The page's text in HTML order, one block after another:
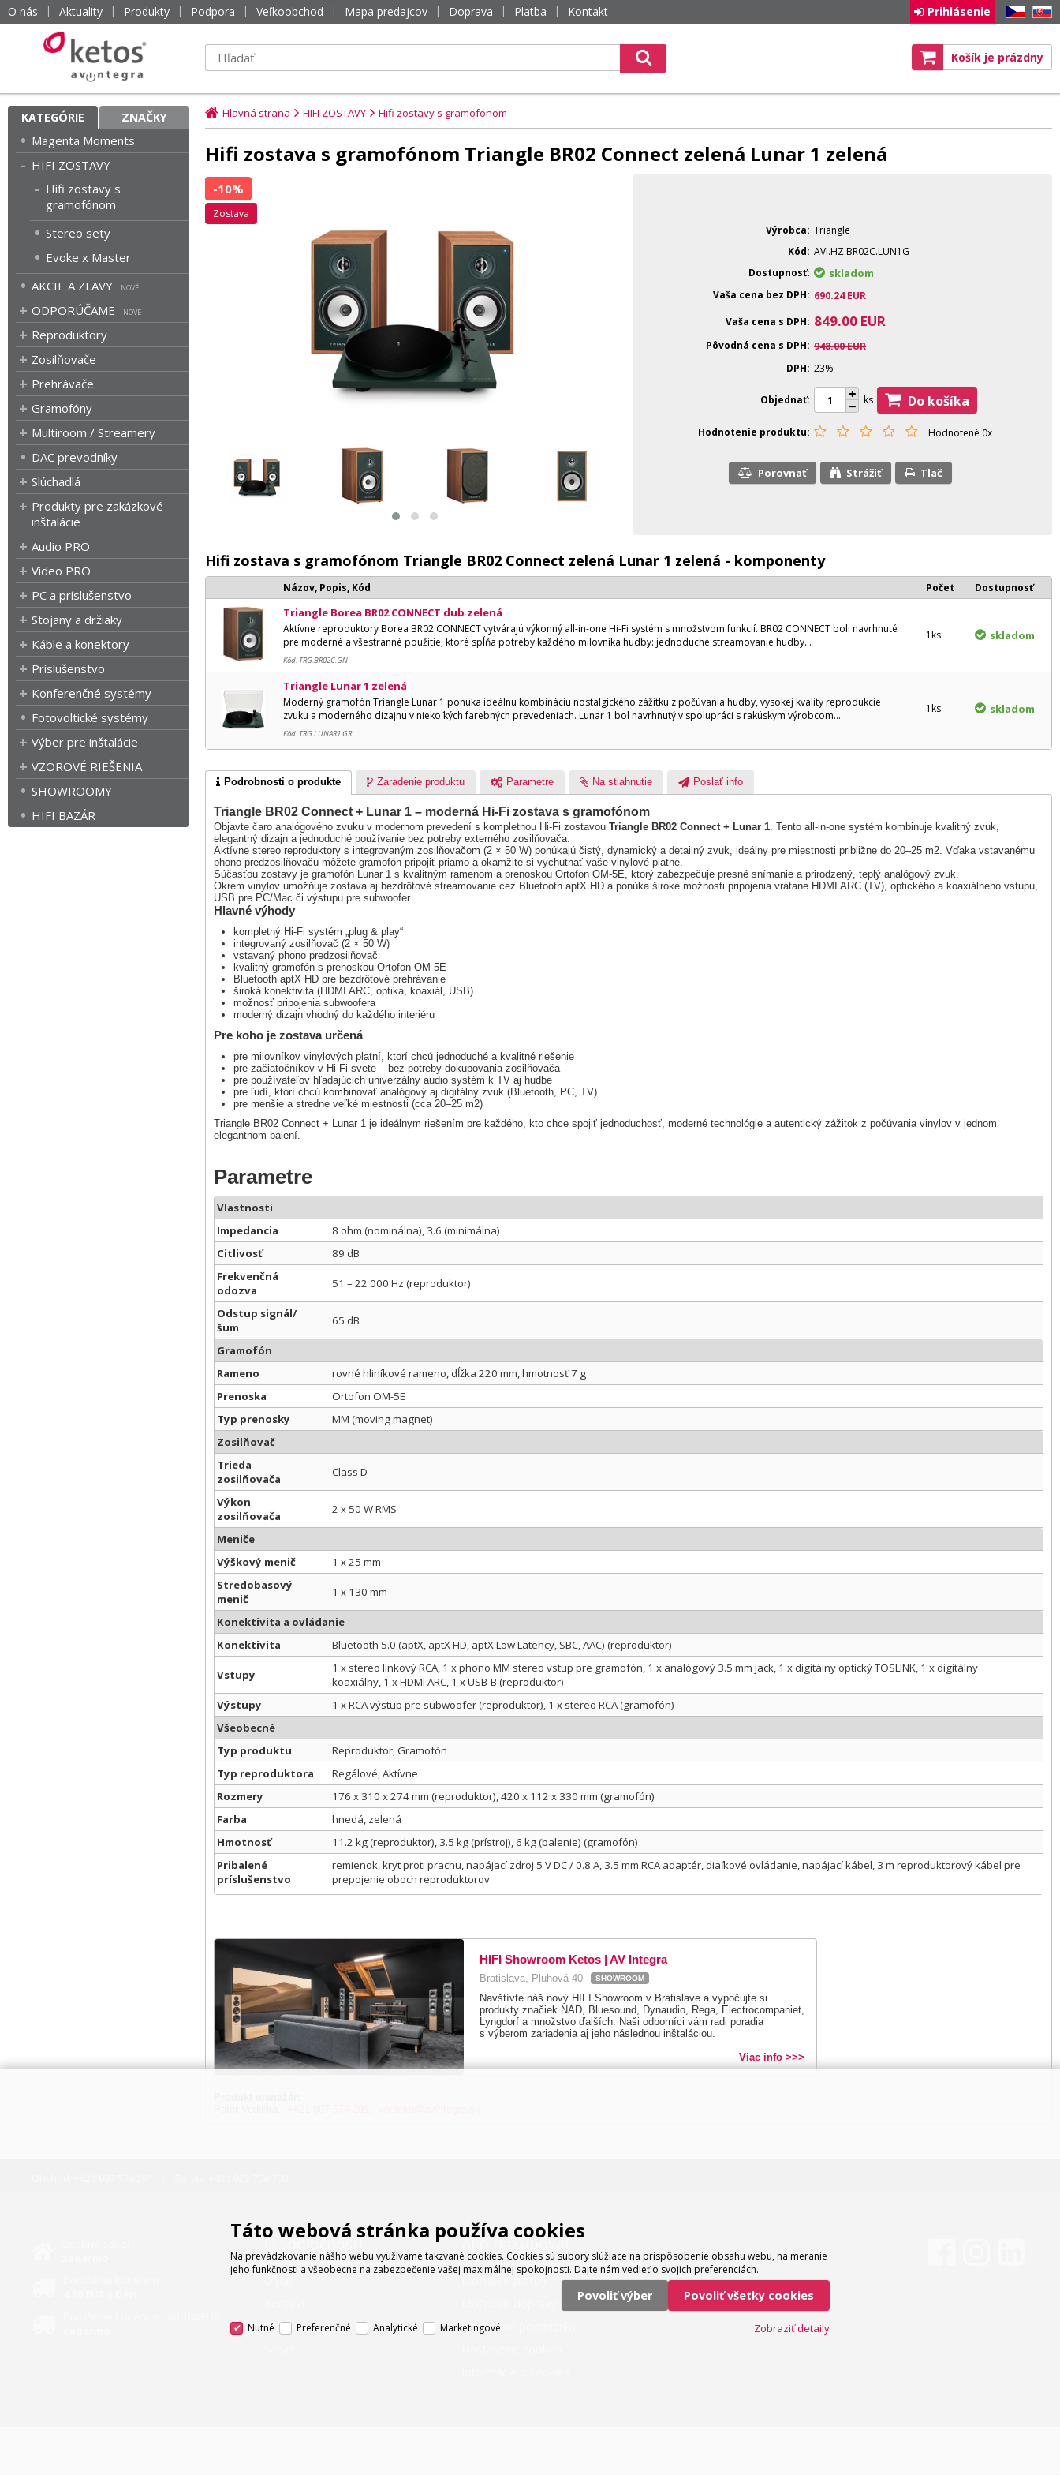
O nás Aktuality Produkty Podpora Veľkoobchod Mapa predajcov Doprava Platba Kontakt CZ SK
Prihlásenie
Košík je prázdny
KATEGÓRIE ZNAČKY
Magenta Moments
HIFI ZOSTAVY
Hifi zostavy s
gramofónom
Stereo sety
Evoke x Master
AKCIE A ZLAVY
ODPORÚČAME
Reproduktory
Zosilňovače
Prehrávače
Gramofóny
Multiroom / Streamery
DAC prevodníky
Slúchadlá
Produkty pre zakázkové
inštalácie
Audio PRO
Video PRO
PC a príslušenstvo
Stojany a držiaky
Káble a konektory
Príslušenstvo
Konferenčné systémy
Fotovoltické systémy
Výber pre inštalácie
VZOROVÉ RIEŠENIA
SHOWROOMY
HIFI BAZÁR
Hlavná strana HIFI ZOSTAVY Hifi zostavy s gramofónom
Hifi zostava s gramofónom Triangle BR02 Connect zelená Lunar 1 zelená
-10%
zostava
Výrobca Triangle
Kód AVI.HZ.BR02C.LUN1G
Dostupnosť
skladom
Vaša cena bez DPH 690.24 EUR
Vaša cena s DPH
849.00 EUR
Pôvodná cena s DPH 948.00EUR
DPH 23%
Objednať ks Do košíka
Hodnotenie produktu Hodnotené 0x
Porovnať Strážiť Tlač
Hifi zostava s gramofónom Triangle BR02 Connect zelená Lunar 1 zelená - komponenty
Názov, Popis, Kód Počet Dostupnosť
Triangle Borea BR02 CONNECT dub zelená
Aktívne reproduktory Borea BR02 CONNECT vytvárajú výkonný all-in-one Hi-Fi systém s množstvom funkcií. BR02 CONNECT boli navrhnuté
pre moderné a všestranné použitie, ktoré spĺňa potreby každého milovníka hudby: jednoduché streamovanie hudby...
Kód: TRG.BR02C.GN
1ks skladom
Triangle Lunar 1 zelená
Moderný gramofón Triangle Lunar 1 ponúka ideálnu kombináciu nostalgického zážitku z počúvania hudby, vysokej kvality reprodukcie
zvuku a moderného dizajnu v niekoľkých farebných prevedeniach. Lunar 1 bol navrhnutý v spolupráci s rakúskym výrobcom...
Kód: TRG.LUNAR1.GR
1ks skladom
Podrobnosti o produkte Zaradenie produktu Parametre Na stiahnutie Poslať info
Triangle BR02 Connect + Lunar 1 – moderná Hi-Fi zostava s gramofónom
Objavte čaro analógového zvuku v modernom prevedení s kompletnou Hi-Fi zostavou Triangle BR02 Connect + Lunar 1. Tento all-in-one systém kombinuje kvalitný zvuk,
elegantný dizajn a jednoduché používanie bez potreby externého zosilňovača.
Aktívne stereo reproduktory s integrovaným zosilňovačom (2 × 50 W) ponúkajú čistý, dynamický a detailný zvuk, ideálny pre miestnosti približne do 20–25 m2. Vďaka vstavanému
phono predzosilňovaču môžete gramofón pripojiť priamo a okamžite si vychutnať vaše vinylové platne.
Súčasťou zostavy je gramofón Lunar 1 s kvalitným ramenom a prenoskou Ortofon OM-5E, ktorý zabezpečuje presné snímanie a prirodzený, teplý analógový zvuk.
Okrem vinylov umožňuje zostava aj bezdrôtové streamovanie cez Bluetooth aptX HD a ponúka široké možnosti pripojenia vrátane HDMI ARC (TV), optického a koaxiálneho vstupu,
USB pre PC/Mac či výstupu pre subwoofer.
Hlavné výhody
kompletný Hi-Fi systém „plug & play“
integrovaný zosilňovač (2 × 50 W)
vstavaný phono predzosilňovač
kvalitný gramofón s prenoskou Ortofon OM-5E
Bluetooth aptX HD pre bezdrôtové prehrávanie
široká konektivita (HDMI ARC, optika, koaxiál, USB)
možnosť pripojenia subwoofera
moderný dizajn vhodný do každého interiéru
Pre koho je zostava určená
pre milovníkov vinylových platní, ktorí chcú jednoduché a kvalitné riešenie
pre začiatočníkov v Hi-Fi svete – bez potreby dokupovania zosilňovača
pre používateľov hľadajúcich univerzálny audio systém k TV aj hudbe
pre ľudí, ktorí chcú kombinovať analógový aj digitálny zvuk (Bluetooth, PC, TV)
pre menšie a stredne veľké miestnosti (cca 20–25 m2)
Triangle BR02 Connect + Lunar 1 je ideálnym riešením pre každého, kto chce spojiť jednoduchosť, moderné technológie a autentický zážitok z počúvania vinylov v jednom
elegantnom balení.
Parametre
Vlastnosti
Impedancia
8 ohm (nominálna), 3.6 (minimálna)
Citlivosť
89 dB
Frekvenčná
odozva
51 – 22 000 Hz (reproduktor)
Odstup signál/
šum
65 dB
Gramofón
Rameno
rovné hliníkové rameno, dĺžka 220 mm, hmotnosť 7 g
Prenoska
Ortofon OM-5E
Typ prenosky
MM (moving magnet)
Zosilňovač
Trieda
zosilňovača
Class D
Výkon
zosilňovača
2 x 50 W RMS
Meniče
Výškový menič
1 x 25 mm
Stredobasový
menič
1 x 130 mm
Konektivita a ovládanie
Konektivita
Bluetooth 5.0 (aptX, aptX HD, aptX Low Latency, SBC, AAC) (reproduktor)
Vstupy
1 x stereo linkový RCA, 1 x phono MM stereo vstup pre gramofón, 1 x analógový 3.5 mm jack, 1 x digitálny optický TOSLINK, 1 x digitálny
koaxiálny, 1 x HDMI ARC, 1 x USB-B (reproduktor)
Výstupy
1 x RCA výstup pre subwoofer (reproduktor), 1 x stereo RCA (gramofón)
Všeobecné
Typ produktu
Reproduktor, Gramofón
Typ reproduktora
Regálové, Aktívne
Rozmery
176 x 310 x 274 mm (reproduktor), 420 x 112 x 330 mm (gramofón)
Farba
hnedá, zelená
Hmotnosť
11.2 kg (reproduktor), 3.5 kg (prístroj), 6 kg (balenie) (gramofón)
Pribalené
príslušenstvo
remienok, kryt proti prachu, napájací zdroj 5 V DC / 0.8 A, 3.5 mm RCA adaptér, diaľkové ovládanie, napájací kábel, 3 m reproduktorový kábel pre
prepojenie oboch reproduktorov
HIFI Showroom Ketos | AV Integra
Bratislava, Pluhová 40 SHOWROOM
Navštívte náš nový HIFI Showroom v Bratislave a vypočujte si
produkty značiek NAD, Bluesound, Dynaudio, Rega, Electrocompaniet,
Lyngdorf a množstvo ďalších. Naši odborníci vám radi poradia
s výberom zariadenia aj jeho následnou inštaláciou.
Viac info >>>
O spoločnosti
Veľkoobchod
Ako nakupovať
Možnosti platby
Obchodné podmienky
Táto webová stránka používa cookies
Na prevádzkovanie nášho webu využívame takzvané cookies. Cookies sú súbory slúžiace na prispôsobenie obsahu webu, na meranie
jeho funkčnosti a všeobecne na zabezpečenie vašej maximálnej spokojnosti. Dajte nám vedieť o svojich preferenciách.
Povoliť výber Povoliť všetky cookies
Nutné Preferenčné Analytické Marketingové Zobraziť detaily